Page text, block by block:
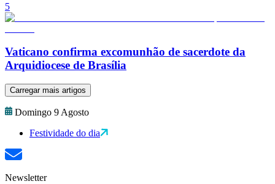
5
Vaticano confirma excomunhão de sacerdote da
Arquidiocese de Brasília
Carregar mais artigos
Domingo 9 Agosto
Festividade do dia
Newsletter